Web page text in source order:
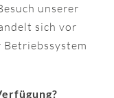
unserer
sich vor
Betriebssystem